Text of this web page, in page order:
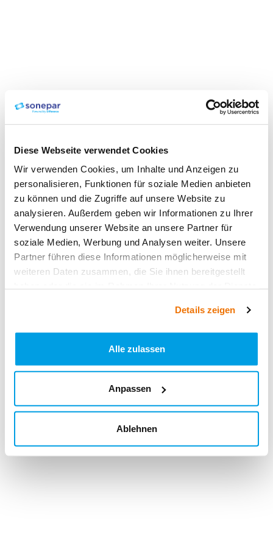
Diese Webseite verwendet Cookies
Wir verwenden Cookies, um Inhalte und Anzeigen zu
personalisieren, Funktionen für soziale Medien anbieten
zu können und die Zugriffe auf unsere Website zu
analysieren. Außerdem geben wir Informationen zu Ihrer
Verwendung unserer Website an unsere Partner für
soziale Medien, Werbung und Analysen weiter. Unsere
Partner führen diese Informationen möglicherweise mit
weiteren Daten zusammen, die Sie ihnen bereitgestellt
Details zeigen
Alle zulassen
Anpassen
Ablehnen